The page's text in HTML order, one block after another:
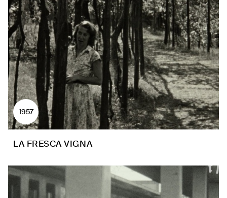
1957
LA FRESCA VIGNA